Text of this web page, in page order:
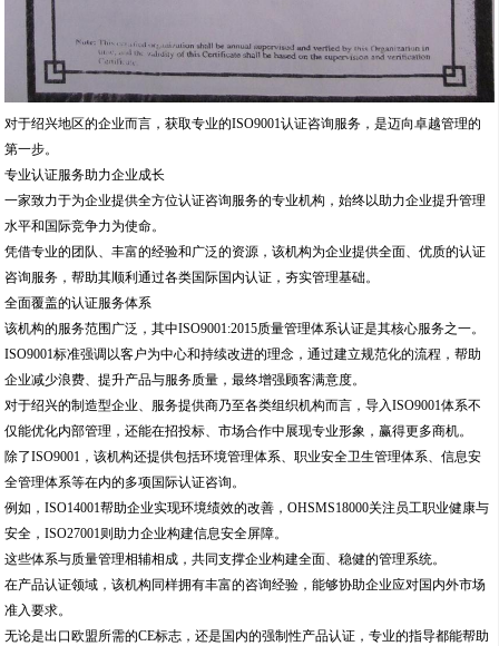
对于绍兴地区的企业而言，获取专业的ISO9001认证咨询服务，是迈向卓越管理的
第一步。
专业认证服务助力企业成长
一家致力于为企业提供全方位认证咨询服务的专业机构，始终以助力企业提升管理
水平和国际竞争力为使命。
凭借专业的团队、丰富的经验和广泛的资源，该机构为企业提供全面、优质的认证
咨询服务，帮助其顺利通过各类国际国内认证，夯实管理基础。
全面覆盖的认证服务体系
该机构的服务范围广泛，其中ISO9001:2015质量管理体系认证是其核心服务之一。
ISO9001标准强调以客户为中心和持续改进的理念，通过建立规范化的流程，帮助
企业减少浪费、提升产品与服务质量，最终增强顾客满意度。
对于绍兴的制造型企业、服务提供商乃至各类组织机构而言，导入ISO9001体系不
仅能优化内部管理，还能在招投标、市场合作中展现专业形象，赢得更多商机。
除了ISO9001，该机构还提供包括环境管理体系、职业安全卫生管理体系、信息安
全管理体系等在内的多项国际认证咨询。
例如，ISO14001帮助企业实现环境绩效的改善，OHSMS18000关注员工职业健康与
安全，ISO27001则助力企业构建信息安全屏障。
这些体系与质量管理相辅相成，共同支撑企业构建全面、稳健的管理系统。
在产品认证领域，该机构同样拥有丰富的咨询经验，能够协助企业应对国内外市场
准入要求。
无论是出口欧盟所需的CE标志，还是国内的强制性产品认证，专业的指导都能帮助